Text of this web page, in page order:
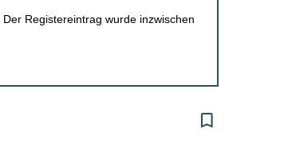
Registereintrag wurde inzwischen